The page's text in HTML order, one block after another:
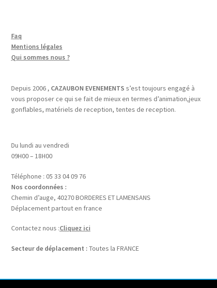
Faq
Mentions légales
Qui sommes nous ?
Depuis 2006 , CAZAUBON EVENEMENTS s’est toujours engagé à
vous proposer ce qui se fait de mieux en termes d’animation,jeux
gonflables, matériels de reception, tentes de reception.
Du lundi au vendredi
09H00 – 18H00
Téléphone : 05 33 04 09 76
Nos coordonnées :
Chemin d’auge, 40270 BORDERES ET LAMENSANS
Déplacement partout en france
Contactez nous :Cliquez ici
Secteur de déplacement : Toutes la FRANCE